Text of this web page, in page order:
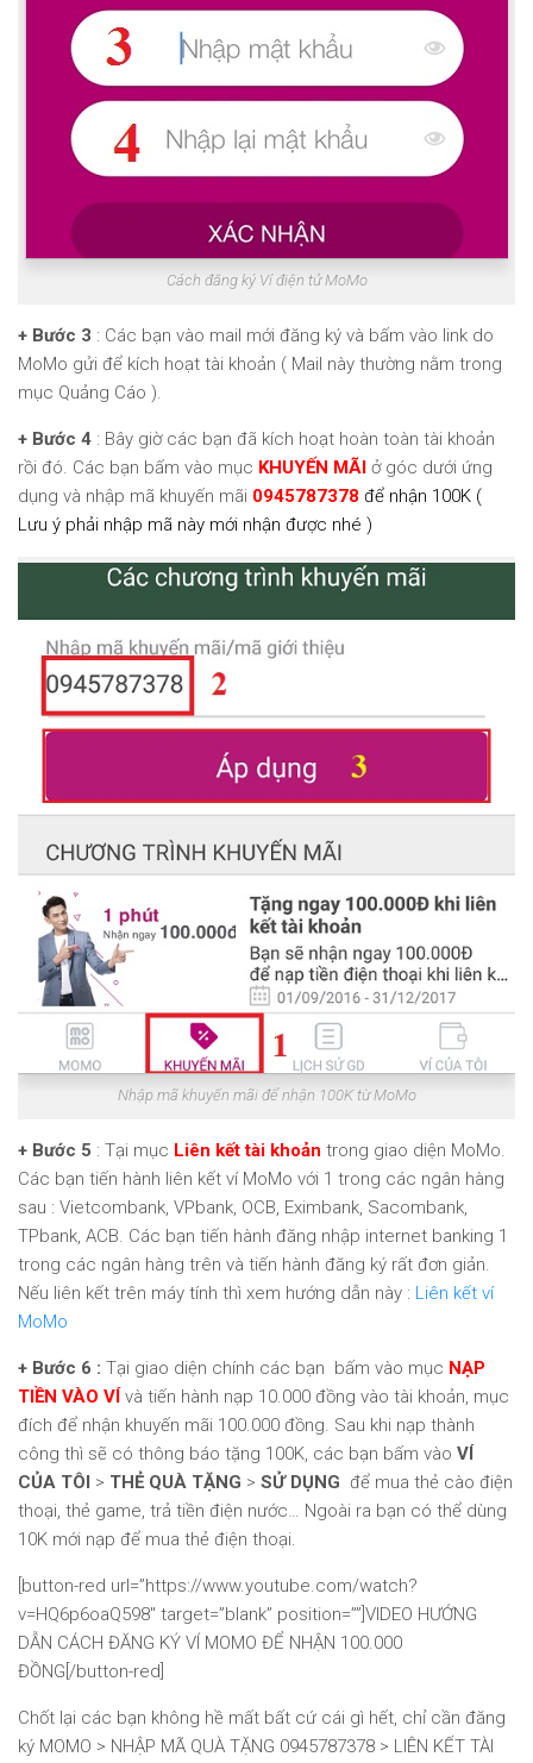
Cách đăng ký Ví điện tử MoMo
+ Bước 3 : Các bạn vào mail mới đăng ký và bấm vào link do
MoMo gửi để kích hoạt tài khoản ( Mail này thường nằm trong
mục Quảng Cáo ).
+ Bước 4 : Bây giờ các bạn đã kích hoạt hoàn toàn tài khoản
rồi đó. Các bạn bấm vào mục KHUYẾN MÃI ở góc dưới ứng
dụng và nhập mã khuyến mãi 0945787378 để nhận 100K (
Lưu ý phải nhập mã này mới nhận được nhé )
Nhập mã khuyến mãi để nhận 100K từ MoMo
+ Bước 5 : Tại mục Liên kết tài khoản trong giao diện MoMo.
Các bạn tiến hành liên kết ví MoMo với 1 trong các ngân hàng
sau : Vietcombank, VPbank, OCB, Eximbank, Sacombank,
TPbank, ACB. Các bạn tiến hành đăng nhập internet banking 1
trong các ngân hàng trên và tiến hành đăng ký rất đơn giản.
Nếu liên kết trên máy tính thì xem hướng dẫn này : Liên kết ví
MoMo
+ Bước 6 : Tại giao diện chính các bạn bấm vào mục NẠP
TIỀN VÀO VÍ và tiến hành nạp 10.000 đồng vào tài khoản, mục
đích để nhận khuyến mãi 100.000 đồng. Sau khi nạp thành
công thì sẽ có thông báo tặng 100K, các bạn bấm vào VÍ
CỦA TÔI > THẺ QUÀ TẶNG > SỬ DỤNG để mua thẻ cào điện
thoại, thẻ game, trả tiền điện nước… Ngoài ra bạn có thể dùng
10K mới nạp để mua thẻ điện thoại.
[button-red url=”https://www.youtube.com/watch?
v=HQ6p6oaQ598″ target=”blank” position=””]VIDEO HƯỚNG
DẪN CÁCH ĐĂNG KÝ VÍ MOMO ĐỂ NHẬN 100.000
ĐỒNG[/button-red]
Chốt lại các bạn không hề mất bất cứ cái gì hết, chỉ cần đăng
ký MOMO > NHẬP MÃ QUÀ TẶNG 0945787378 > LIÊN KẾT TÀI